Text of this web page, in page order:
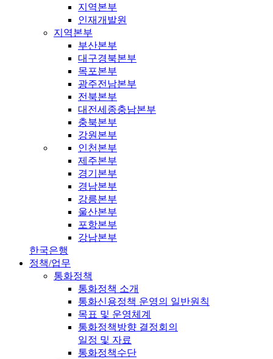
지역본부
인재개발원
지역본부
부산본부
대구경북본부
목포본부
광주전남본부
전북본부
대전세종충남본부
충북본부
강원본부
인천본부
제주본부
경기본부
경남본부
강릉본부
울산본부
포항본부
강남본부
한국은행
정책/업무
통화정책
통화정책 소개
통화신용정책 운영의 일반원칙
목표 및 운영체계
통화정책방향 결정회의
일정 및 자료
통화정책수단